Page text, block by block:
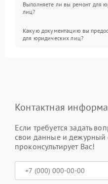
Выполняете ли вы ремонт для
лиц?
Какую документацию вы
для юридических лиц?
Контактная
Если требуется задать
свои данные и дежурный
проконсультирует Вас!